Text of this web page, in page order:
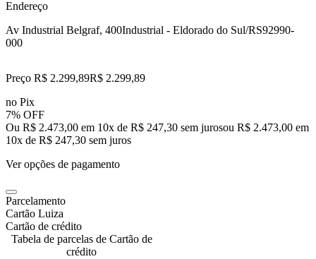
Endereço
Av Industrial Belgraf, 400Industrial - Eldorado do Sul/RS92990-
000
Preço R$ 2.299,89R$ 2.299,89
no Pix
7% OFF
Ou R$ 2.473,00 em 10x de R$ 247,30 sem jurosou R$ 2.473,00 em
10x de R$ 247,30 sem juros
Ver opções de pagamento
Parcelamento
Cartão Luiza
Cartão de crédito
Tabela de parcelas de Cartão de
crédito